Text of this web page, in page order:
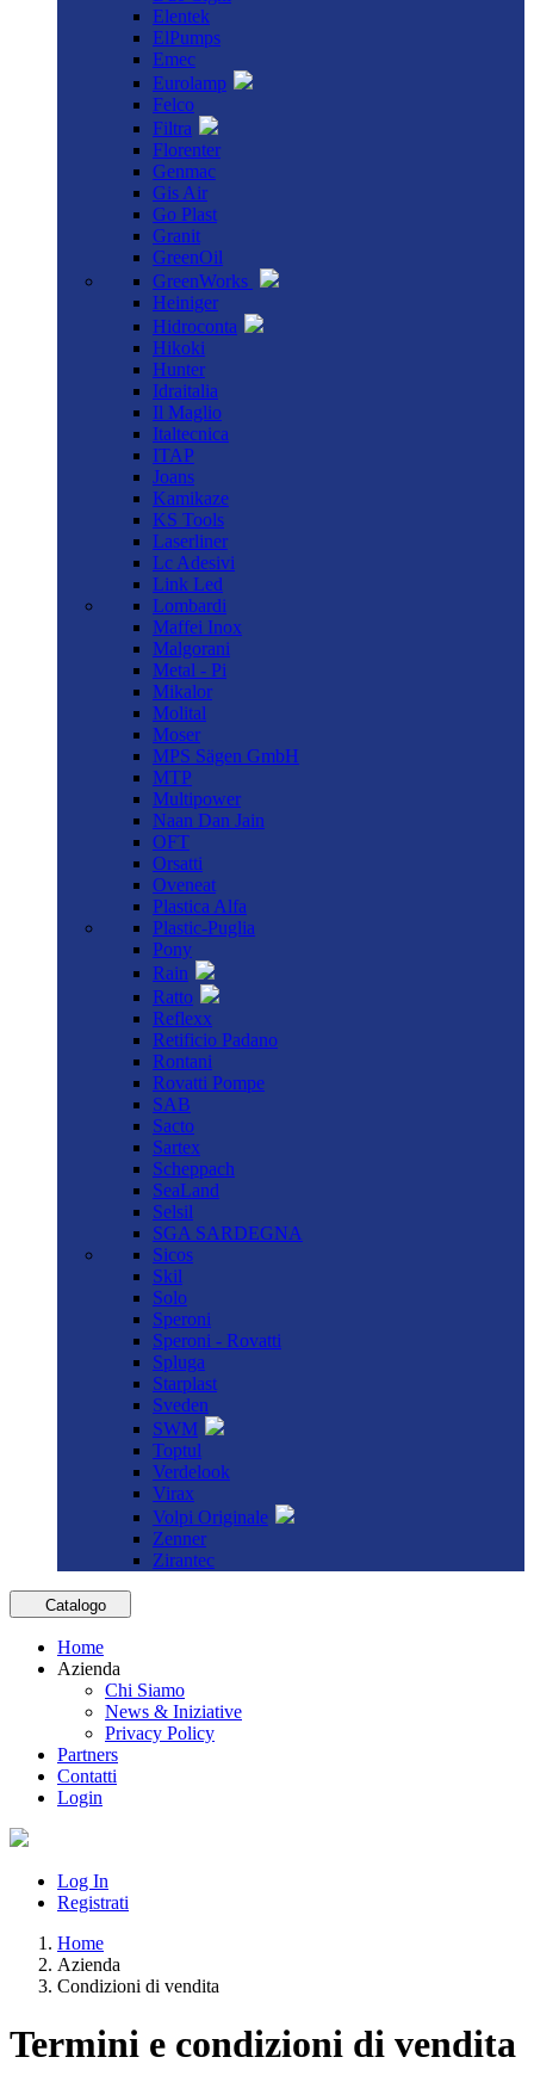
Elentek
ElPumps
Emec
Eurolamp
Felco
Filtra
Florenter
Genmac
Gis Air
Go Plast
Granit
GreenOil
GreenWorks
Heiniger
Hidroconta
Hikoki
Hunter
Idraitalia
Il Maglio
Italtecnica
ITAP
Joans
Kamikaze
KS Tools
Laserliner
Lc Adesivi
Link Led
Lombardi
Maffei Inox
Malgorani
Metal - Pi
Mikalor
Molital
Moser
MPS Sägen GmbH
MTP
Multipower
Naan Dan Jain
OFT
Orsatti
Oveneat
Plastica Alfa
Plastic-Puglia
Pony
Rain
Ratto
Reflexx
Retificio Padano
Rontani
Rovatti Pompe
SAB
Sacto
Sartex
Scheppach
SeaLand
Selsil
SGA SARDEGNA
Sicos
Skil
Solo
Speroni
Speroni - Rovatti
Spluga
Starplast
Sveden
SWM
Toptul
Verdelook
Virax
Volpi Originale
Zenner
Zirantec
Catalogo
Home
Azienda
Chi Siamo
News & Iniziative
Privacy Policy
Partners
Contatti
Login
Log In
Registrati
Home
Azienda
Condizioni di vendita
Termini e condizioni di vendita